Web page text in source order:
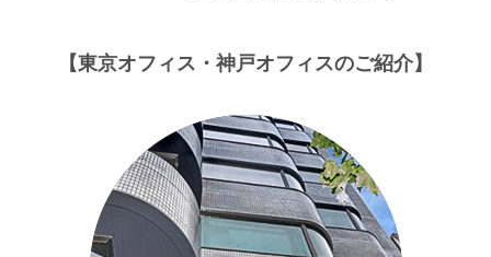
【東京オフィス・神戸オフィスのご紹介】